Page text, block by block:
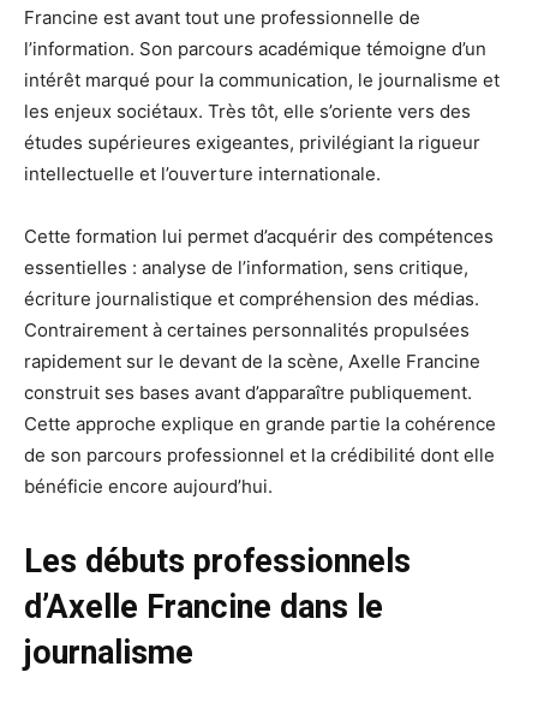
Francine est avant tout une professionnelle de
l’information. Son parcours académique témoigne d’un
intérêt marqué pour la communication, le journalisme et
les enjeux sociétaux. Très tôt, elle s’oriente vers des
études supérieures exigeantes, privilégiant la rigueur
intellectuelle et l’ouverture internationale.
Cette formation lui permet d’acquérir des compétences
essentielles : analyse de l’information, sens critique,
écriture journalistique et compréhension des médias.
Contrairement à certaines personnalités propulsées
rapidement sur le devant de la scène, Axelle Francine
construit ses bases avant d’apparaître publiquement.
Cette approche explique en grande partie la cohérence
de son parcours professionnel et la crédibilité dont elle
bénéficie encore aujourd’hui.
Les débuts professionnels
d’Axelle Francine dans le
journalisme